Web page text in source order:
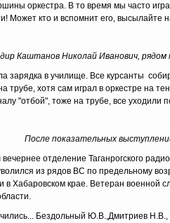
оркестра. В то время мы часто
Может кто и вспомнит его, высылайте
Каштанов Николай Иванович, рядом
зарядка в училище. Все курсанты
трубе, хотя сам играл в оркестре на
"отбой", тоже на трубе, все уходили
После показательных
отделение Таганрогского
из рядов ВС по предельному
в Хабаровском крае. Ветеран военной
Бездольный Ю.В.,Дмитриев